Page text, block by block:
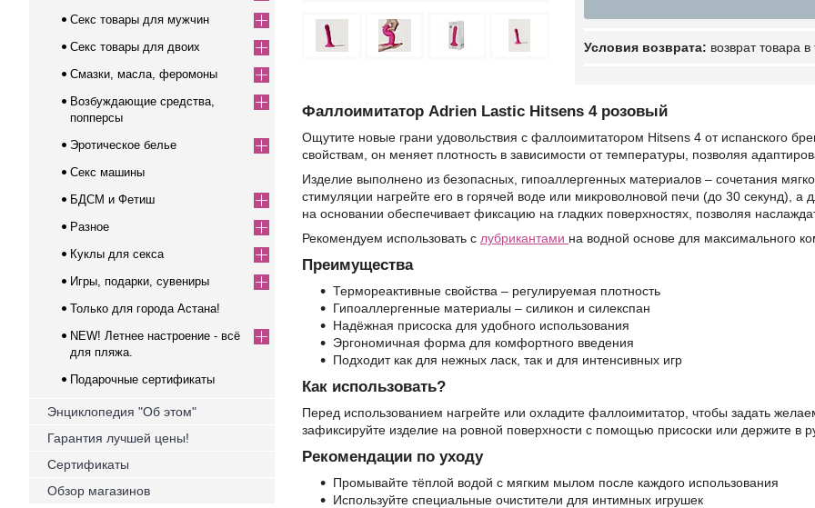
возврат товара
Фаллоимитатор Adrien Lastic Hitsens 4 розовый
Ощутите новые грани удовольствия с фаллоимитатором Hitsens 4 от испанского
свойствам, он меняет плотность в зависимости от температуры, позволяя
Изделие выполнено из безопасных, гипоаллергенных материалов – сочетания
стимуляции нагрейте его в горячей воде или микроволновой печи (до 30 секунд), а
на основании обеспечивает фиксацию на гладких поверхностях, позволяя
Рекомендуем использовать с лубрикантами на водной основе для максимального
Преимущества
Термореактивные свойства – регулируемая плотность
Гипоаллергенные материалы – силикон и силекспан
Надёжная присоска для удобного использования
Эргономичная форма для комфортного введения
Подходит как для нежных ласк, так и для интенсивных игр
Как использовать?
Перед использованием нагрейте или охладите фаллоимитатор, чтобы задать
зафиксируйте изделие на ровной поверхности с помощью присоски или держите в
Рекомендации по уходу
Промывайте тёплой водой с мягким мылом после каждого использования
Используйте специальные очистители для интимных игрушек
Секс товары для мужчин
Секс товары для двоих
Смазки, масла, феромоны
Возбуждающие средства,
попперсы
Эротическое белье
Секс машины
БДСМ и Фетиш
Разное
Куклы для секса
Игры, подарки, сувениры
Только для города Астана!
NEW! Летнее настроение - всё
для пляжа.
Подарочные сертификаты
Энциклопедия "Об этом"
Гарантия лучшей цены!
Сертификаты
Обзор магазинов